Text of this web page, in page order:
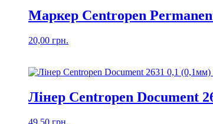
Маркер Centropen
20,00 грн.
Лінер Centropen Document
49,50 грн.